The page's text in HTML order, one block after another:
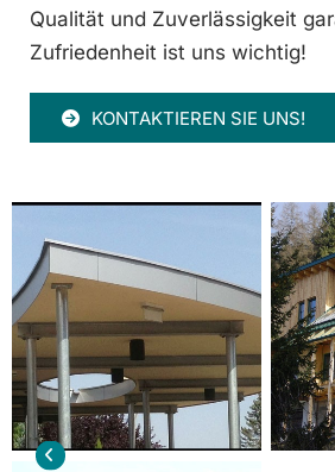
Qualität und Zuverlässigkeit
Zufriedenheit ist uns wichtig!
KONTAKTIEREN SIE UNS!